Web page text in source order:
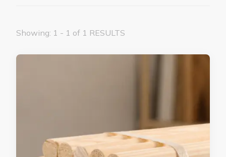
Showing: 1 - 1 of 1 RESULTS